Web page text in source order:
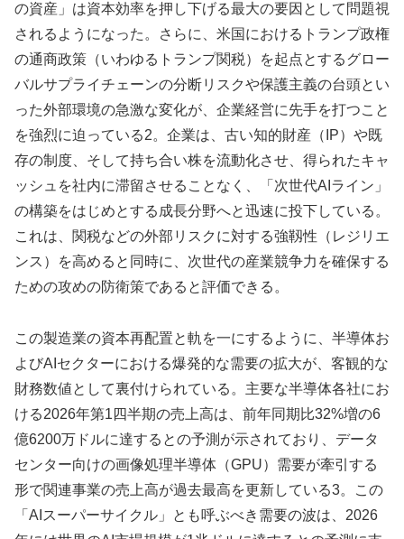
の資産」は資本効率を押し下げる最大の要因として問題視
されるようになった。さらに、米国におけるトランプ政権
の通商政策（いわゆるトランプ関税）を起点とするグロー
バルサプライチェーンの分断リスクや保護主義の台頭とい
った外部環境の急激な変化が、企業経営に先手を打つこと
を強烈に迫っている2。企業は、古い知的財産（IP）や既
存の制度、そして持ち合い株を流動化させ、得られたキャ
ッシュを社内に滞留させることなく、「次世代AIライン」
の構築をはじめとする成長分野へと迅速に投下している。
これは、関税などの外部リスクに対する強靱性（レジリエ
ンス）を高めると同時に、次世代の産業競争力を確保する
ための攻めの防衛策であると評価できる。
この製造業の資本再配置と軌を一にするように、半導体お
よびAIセクターにおける爆発的な需要の拡大が、客観的な
財務数値として裏付けられている。主要な半導体各社にお
ける2026年第1四半期の売上高は、前年同期比32%増の6
億6200万ドルに達するとの予測が示されており、データ
センター向けの画像処理半導体（GPU）需要が牽引する
形で関連事業の売上高が過去最高を更新している3。この
「AIスーパーサイクル」とも呼ぶべき需要の波は、2026